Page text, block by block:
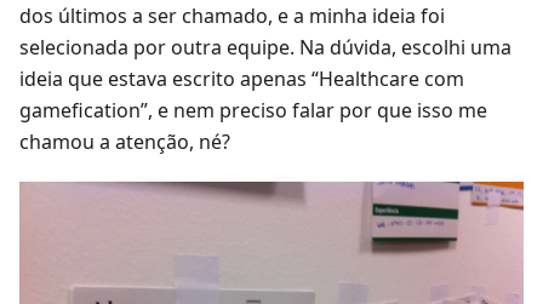
dos últimos a ser chamado, e a minha ideia foi
selecionada por outra equipe. Na dúvida, escolhi uma
ideia que estava escrito apenas “Healthcare com
gamefication”, e nem preciso falar por que isso me
chamou a atenção, né?